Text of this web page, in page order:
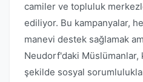
camiler ve topluluk
ediliyor. Bu kampanyalar,
manevi destek sağlamak
Neudorf'daki Müslümanlar,
şekilde sosyal